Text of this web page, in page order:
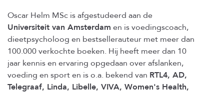
Oscar Helm MSc is afgestudeerd aan de
Universiteit van Amsterdam en is voedingscoach,
dieetpsycholoog en bestsellerauteur met meer dan
100.000 verkochte boeken. Hij heeft meer dan 10
jaar kennis en ervaring opgedaan over afslanken,
voeding en sport en is o.a. bekend van RTL4, AD,
Telegraaf, Linda, Libelle, VIVA, Women's Health,